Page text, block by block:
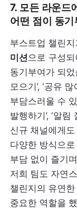
7. 모든 라운드
어떤 점이 동
부스트업 챌린
미션 으로 구성
동기부여가 되
모으기’, ‘공유
부담스러울 수
발행하기’, ‘알
신규 채널에게
다양한 방식으
부담 없이 즐기
저희 팀도 자연
챌린지의 유연
중요한 역할을